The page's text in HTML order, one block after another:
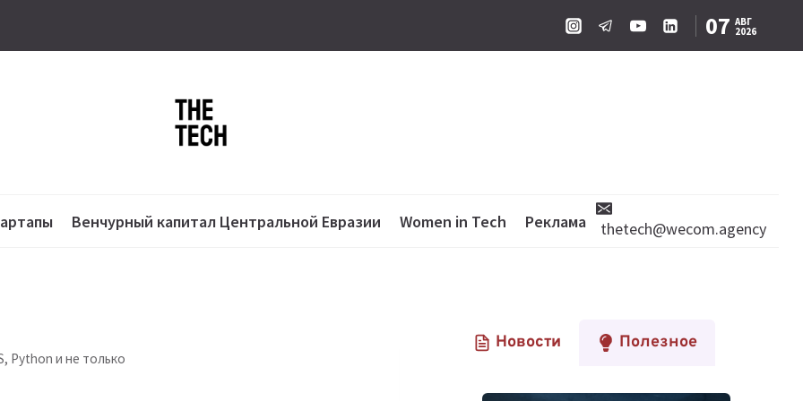
07 АВГ
2026
Венчурный капитал Центральной Евразии Women in Tech Реклама thetech@wecom.agency
Python и не только
Новости Полезное